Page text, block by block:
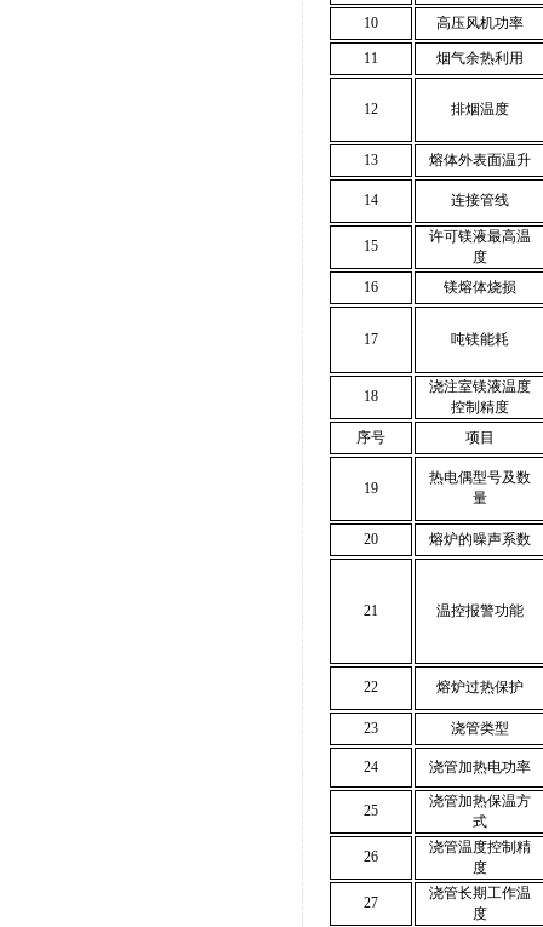
10 高压风机功率
11 烟气余热利用
12 排烟温度
13 熔体外表面温升
14 连接管线
15
许可镁液最高温
度
16
镁熔体烧损
17 吨镁能耗
18
浇注室镁液温度
控制精度
序号
项目
19
热电偶型号及数
量
20 熔炉的噪声系数
21 温控报警功能
22 熔炉过热保护
23 浇管类型
24 浇管加热电功率
25
浇管加热保温方
式
26
浇管温度控制精
度
27
浇管长期工作温
度